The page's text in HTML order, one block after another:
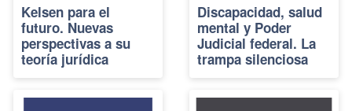
Kelsen para el
futuro. Nuevas
perspectivas a su
teoría jurídica
Discapacidad, salud
mental y Poder
Judicial federal. La
trampa silenciosa